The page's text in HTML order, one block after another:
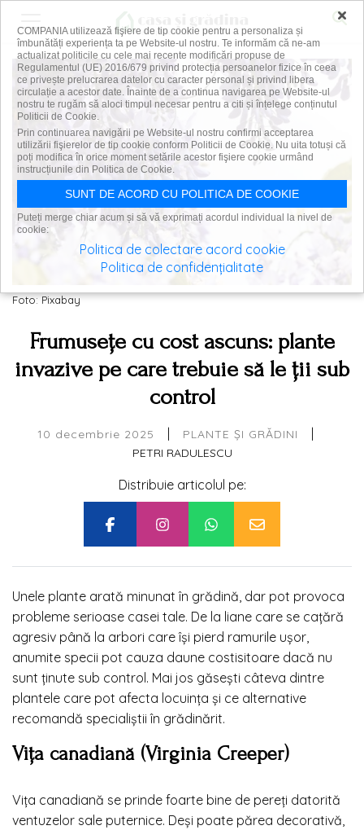
Foto: Pixabay
Frumusețe cu cost ascuns: plante
invazive pe care trebuie să le ții sub
control
10 decembrie 2025 PLANTE ȘI GRĂDINI
PETRI RADULESCU
Distribuie articolul pe:
Unele plante arată minunat în grădină, dar pot provoca
probleme serioase casei tale. De la liane care se cațără
agresiv până la arbori care își pierd ramurile ușor,
anumite specii pot cauza daune costisitoare dacă nu
sunt ținute sub control. Mai jos găsești câteva dintre
plantele care pot afecta locuința și ce alternative
recomandă specialiștii în grădinărit.
Vița canadiană (Virginia Creeper)
Vița canadiană se prinde foarte bine de pereți datorită
ventuzelor sale puternice. Deși poate părea decorativă,
×
COMPANIA utilizează fişiere de tip cookie pentru a personaliza și
îmbunătăți experiența ta pe Website-ul nostru. Te informăm că ne-am
actualizat politicile cu cele mai recente modificări propuse de
Regulamentul (UE) 2016/679 privind protecția persoanelor fizice în ceea
ce privește prelucrarea datelor cu caracter personal și privind libera
circulație a acestor date. Înainte de a continua navigarea pe Website-ul
nostru te rugăm să aloci timpul necesar pentru a citi și înțelege conținutul
Politicii de Cookie.
Prin continuarea navigării pe Website-ul nostru confirmi acceptarea
utilizării fişierelor de tip cookie conform Politicii de Cookie. Nu uita totuși că
poți modifica în orice moment setările acestor fişiere cookie urmând
instrucțiunile din Politica de Cookie.
SUNT DE ACORD CU POLITICA DE COOKIE
Puteți merge chiar acum și să vă exprimați acordul individual la nivel de
cookie:
Politica de colectare acord cookie
Politica de confidențialitate